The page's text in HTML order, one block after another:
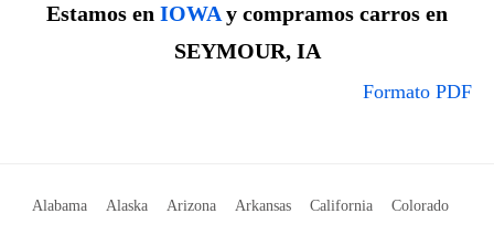
Estamos en IOWAy compramos carros en
SEYMOUR, IA
Formato PDF
Alabama Alaska Arizona Arkansas California Colorado